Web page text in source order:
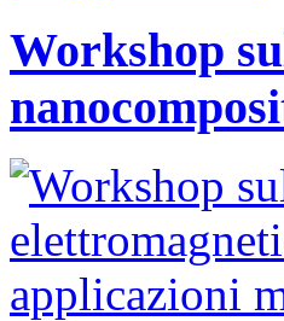
Workshop